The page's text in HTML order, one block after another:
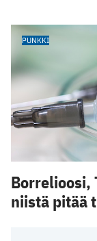
PUNKKI
Borrelioosi,
niistä pitää